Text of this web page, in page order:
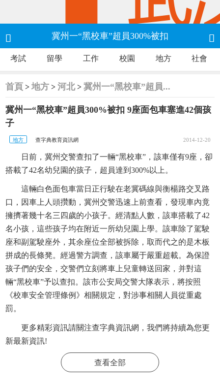
 冀州一“黑校車”超員300%被扣
9座面包車塞進42個孩子

考試 留學 工作 校園 地方 社會
首頁 >地方 >河北>冀州一“黑校車”超員...
冀州一“黑校車”超員300%被扣 9座面包車塞進42個孩
子
地方 查字典教育資訊網 2014-12-20
日前，冀州交警查扣了一輛“黑校車”，該車僅有9座，卻
搭載了42名幼兒園的孩子，超員達到300%以上。
這輛白色面包車當日正行駛在老冀碼線與衡楊路交叉路
口，因車上人頭攢動，冀州交警迅速上前查看，發現車內竟
擁擠著幾十名三四歲的小孩子。經清點人數，該車搭載了42
名小孩，這些孩子均在附近一所幼兒園上學。該車除了駕駛
座和副駕駛座外，其余座位全部被拆除，取而代之的是木板
拼成的長條凳。經過警方調查，該車屬于嚴重超載。為保證
孩子們的安全，交警們立刻將車上兒童轉送回家，并對這
輛“黑校車”予以查扣。該市公安局交警大隊表示，將按照
《校車安全管理條例》相關規定，對涉事相關人員從重處
罰。
更多精彩資訊請關注查字典資訊網 ，我們將持續為您更
新最新資訊!
查看全部